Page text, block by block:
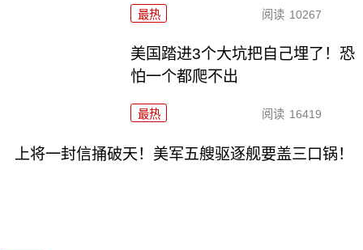
最热 阅读 10267
美国踏进3个大坑把自己埋了！恐
怕一个都爬不出
最热 阅读 16419
上将一封信捅破天！美军五艘驱逐舰要盖三口锅！